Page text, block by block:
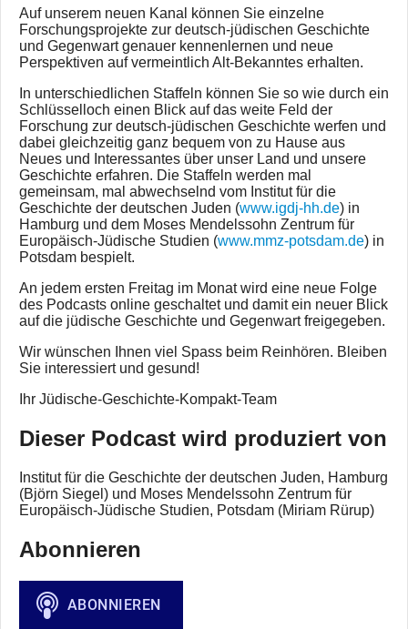
Auf unserem neuen Kanal können Sie einzelne
Forschungsprojekte zur deutsch-jüdischen Geschichte
und Gegenwart genauer kennenlernen und neue
Perspektiven auf vermeintlich Alt-Bekanntes erhalten.
In unterschiedlichen Staffeln können Sie so wie durch ein
Schlüsselloch einen Blick auf das weite Feld der
Forschung zur deutsch-jüdischen Geschichte werfen und
dabei gleichzeitig ganz bequem von zu Hause aus
Neues und Interessantes über unser Land und unsere
Geschichte erfahren. Die Staffeln werden mal
gemeinsam, mal abwechselnd vom Institut für die
Geschichte der deutschen Juden (www.igdj-hh.de) in
Hamburg und dem Moses Mendelssohn Zentrum für
Europäisch-Jüdische Studien (www.mmz-potsdam.de) in
Potsdam bespielt.
An jedem ersten Freitag im Monat wird eine neue Folge
des Podcasts online geschaltet und damit ein neuer Blick
auf die jüdische Geschichte und Gegenwart freigegeben.
Wir wünschen Ihnen viel Spass beim Reinhören. Bleiben
Sie interessiert und gesund!
Ihr Jüdische-Geschichte-Kompakt-Team
Dieser Podcast wird produziert von
Institut für die Geschichte der deutschen Juden, Hamburg
(Björn Siegel) und Moses Mendelssohn Zentrum für
Europäisch-Jüdische Studien, Potsdam (Miriam Rürup)
Abonnieren